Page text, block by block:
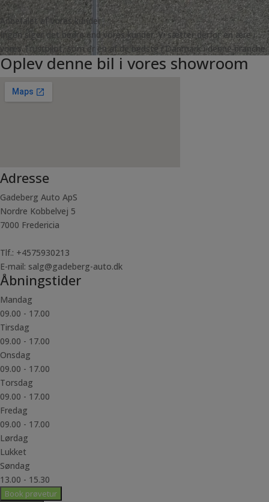
Anbefalet af vores kunder
Ingen siger det bedre end vores kunder. Vi sætter derfor en ære i
vores Trustpilot, som er en af de bedste i Danmark i denne branche.
Oplev denne bil i vores showroom
Adresse
Gadeberg Auto ApS
Nordre Kobbelvej 5
7000 Fredericia
Tlf.: +4575930213
E-mail: salg@gadeberg-auto.dk
Åbningstider
Mandag
09.00 - 17.00
Tirsdag
09.00 - 17.00
Onsdag
09.00 - 17.00
Torsdag
09.00 - 17.00
Fredag
09.00 - 17.00
Lørdag
Lukket
Søndag
13.00 - 15.30
Book prøvetur